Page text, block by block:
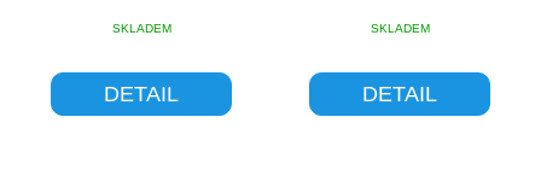
SKLADEM
DETAIL
SKLADEM
DETAIL